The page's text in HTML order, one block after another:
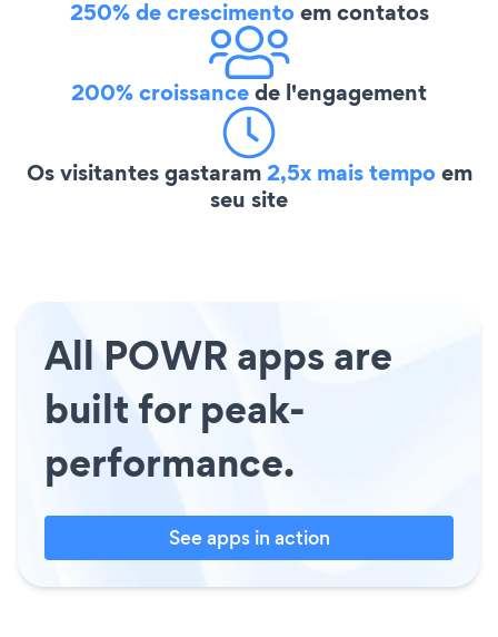
250% de crescimentoem contatos
200% croissancede l'engagement
Os visitantes gastaram2,5x mais tempoem
seu site
All POWR apps are
built for peak-
performance.
See apps in action